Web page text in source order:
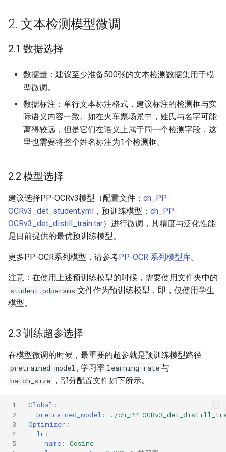
CPPD
2. 文本检测模型微调
2.1 数据选择
数据量：建议至少准备500张的文本检测数据集用于模
型微调。
数据标注：单行文本标注格式，建议标注的检测框与实
际语义内容一致。如在火车票场景中，姓氏与名字可能
离得较远，但是它们在语义上属于同一个检测字段，这
里也需要将整个姓名标注为1个检测框。
2.2 模型选择
建议选择PP-OCRv3模型（配置文件： ch_PP-
OCRv3_det_student.yml ，预训练模型： ch_PP-
OCRv3_det_distill_train.tar）进行微调，其精度与泛化性能
是目前提供的最优预训练模型。
更多PP-OCR系列模型，请参考PP-OCR 系列模型库。
注意：在使用上述预训练模型的时候，需要使用文件夹中的
student.pdparams 文件作为预训练模型，即，仅使用学生
模型。
2.3 训练超参选择
在模型微调的时候，最重要的超参就是预训练模型路径
pretrained_model , 学习率 learning_rate 与
batch_size ，部分配置文件如下所示。
1
2
3
4
5
Global :
pretrained_model :
./ch_PP-
Optimizer :
lr :
name :
Cosine